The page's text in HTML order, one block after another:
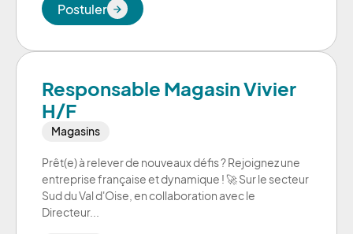
Postuler
Postuler
Responsable Magasin Vivier
H/F
Magasins
Prêt(e) à relever de nouveaux défis ? Rejoignez une
entreprise française et dynamique ! 🚀 Sur le secteur
Sud du Val d'Oise, en collaboration avec le
Directeur...